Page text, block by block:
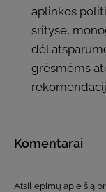
aplinkos
srityse,
dėl
grėsmėms
Komentarai
Atsiliepimų apie šią